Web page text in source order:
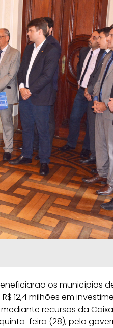
os municípios
12,4 milhões em
recursos da
feira (28), pelo